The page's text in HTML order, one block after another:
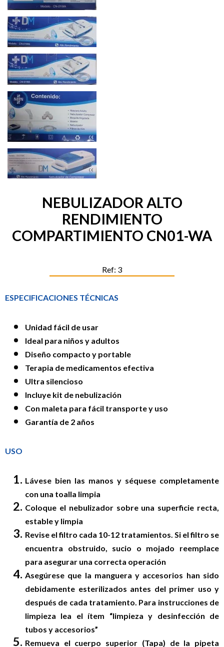
NEBULIZADOR ALTO
RENDIMIENTO
COMPARTIMIENTO CN01-WA
Ref: 3
ESPECIFICACIONES TÉCNICAS
Unidad fácil de usar
Ideal para niños y adultos
Diseño compacto y portable
Terapia de medicamentos efectiva
Ultra silencioso
Incluye kit de nebulización
Con maleta para fácil transporte y uso
Garantía de 2 años
USO
Lávese bien las manos y séquese completamente
con una toalla limpia
Coloque el nebulizador sobre una superficie recta,
estable y limpia
Revise el filtro cada 10-12 tratamientos. Si el filtro se
encuentra obstruido, sucio o mojado reemplace
para asegurar una correcta operación
Asegúrese que la manguera y accesorios han sido
debidamente esterilizados antes del primer uso y
después de cada tratamiento. Para instrucciones de
limpieza lea el ítem “limpieza y desinfección de
tubos y accesorios”
Remueva el cuerpo superior (Tapa) de la pipeta